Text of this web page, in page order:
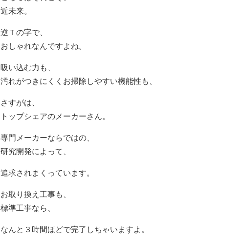
近未来。
逆Ｔの字で、
おしゃれなんですよね。
吸い込む力も、
汚れがつきにくくお掃除しやすい機能性も、
さすがは、
トップシェアのメーカーさん。
専門メーカーならではの、
研究開発によって、
追求されまくっています。
お取り換え工事も、
標準工事なら、
なんと３時間ほどで完了しちゃいますよ。